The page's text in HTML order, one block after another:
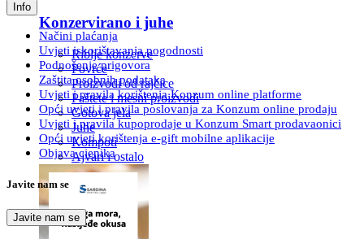
Konzervirano i juhe
Riblje konzerve
Povrće
Proizvodi od rajčice
Paštete i mesni proizvodi
Gotova jela
Juhe
Kompoti
Ajvari i ostalo
Info
Načini plaćanja
Uvjeti iskorištavanja pogodnosti
Podnošenje prigovora
Zaštita osobnih podataka
Uvjeti i pravila korištenja Konzum online platforme
Opći uvjeti i pravila poslovanja za Konzum online prodaju
Uvjeti i pravila kupoprodaje u Konzum Smart prodavaonici
Opći uvjeti korištenja e-gift mobilne aplikacije
Objava cjenika
Javite nam se
Javite nam se